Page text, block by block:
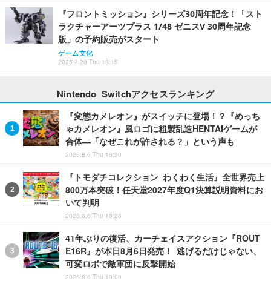
『フロントミッション』シリーズ30周年記念！「スト
ラクチャーアーツプラス 1/48 ゼニスV 30周年記念
版」の予約販売がスタート
ゲーム文化
2025.2.20 Thu 18:15
Nintendo Switchアクセスランキング
『変態カメレオン』がスイッチに登場！？『めっち
ゃカメレオン』風ロゴに粗製乱造HENTAIゲームが
合体―「なぜこれが許される？」という声も
2026.8.6 Thu 16:30
『トモダチコレクション わくわく生活』全世界売上
800万本突破！任天堂2027年度Q1決算説明資料にお
いて判明
2026.8.6 Thu 18:26
41年ぶりの復活、カーチェイスアクション『ROUT
E16R』が本日8月6日発売！ 逃げるだけじゃない、
可変ロボで敵軍団に反撃開始
2026.8.6 Thu 10:00